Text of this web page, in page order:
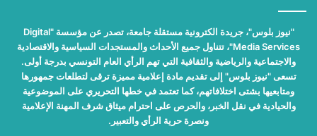
"نيوز بلوس"، جريدة الكترونية مستقلة جامعة، تصدر عن مؤسسة "Digital
Media Services"، تتناول جميع الأحداث والمستجدات السياسية والاقتصادية
والاجتماعية والرياضية والثقافية التي تهم الرأي العام التونسي بدرجة أولى.
تسعى "نيوز بلوس" إلى تقديم مادة إعلامية مميزة ترقى لتطلعات جمهورها
ومتابعيها بشتى اختلافاتهم، كما تعتمد في خطها التحريري على الموضوعية
والحيادية في نقل الخبر، والحرص على احترام ميثاق شرف المهنة الإعلامية
ونصرة حرية الرأي والتعبير.